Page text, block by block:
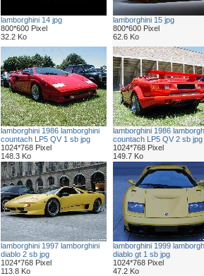
lamborghini 14 jpg
800*600 Pixel
32.2 Ko
lamborghini 15 jpg
800*600 Pixel
62.6 Ko
lamborghini 1986 lamborghini
countach LP5 QV 1 sb jpg
1024*768 Pixel
148.3 Ko
lamborghini 1986
countach LP5 QV 2 sb jpg
1024*768 Pixel
149.7 Ko
lamborghini 1997 lamborghini
diablo 2 sb jpg
1024*768 Pixel
113.8 Ko
lamborghini 1999
diablo gt 1 sb jpg
1024*768 Pixel
47.2 Ko